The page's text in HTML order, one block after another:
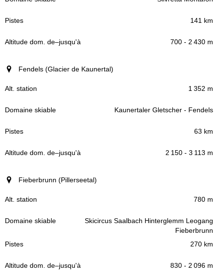
141 km
700 - 2 430 m
Fendels (Glacier de Kaunertal)
1 352 m
Kaunertaler Gletscher - Fendels
63 km
2 150 - 3 113 m
Fieberbrunn (Pillerseetal)
780 m
Skicircus Saalbach Hinterglemm Leogang
Fieberbrunn
270 km
830 - 2 096 m